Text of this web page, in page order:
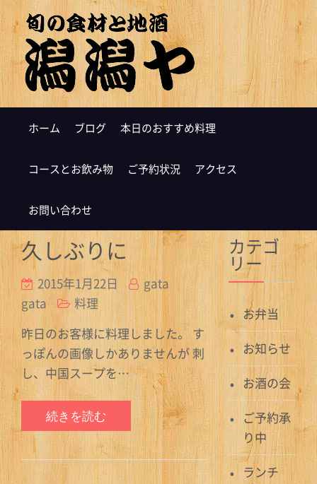
ホーム ブログ 本日のおすすめ料理
コースとお飲み物 ご予約状況 アクセス
お問い合わせ
久しぶりに
2015年1月22日
gata
gata
料理
昨日のお客様に料理しました。 す
っぽんの画像しかありませんが 刺
し、中国スープを…
続きを読む
カテゴ
リー
お弁当
お知らせ
お酒の会
ご予約承
り中
ランチ